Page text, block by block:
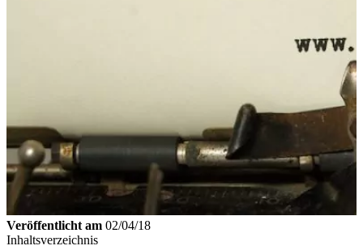
Veröffentlicht am 02/04/18
Inhaltsverzeichnis